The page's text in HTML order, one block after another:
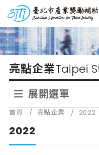
到
主
要
內
台北市產業獎勵補助
亮點企業Taipei
展開選單
首頁 / 亮點企業 / 2022
2022